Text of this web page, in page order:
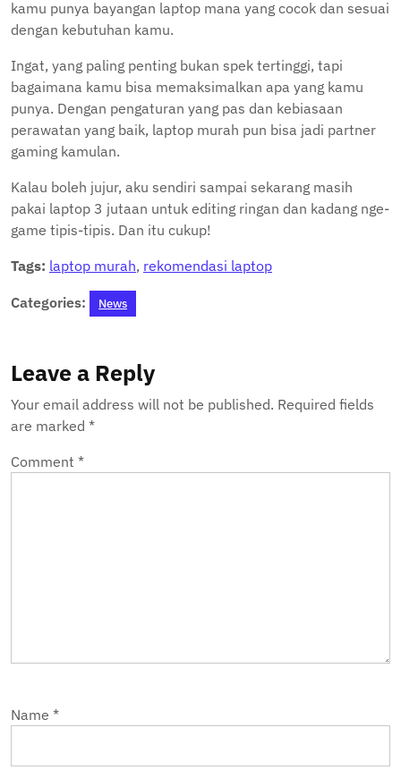
kamu punya bayangan laptop mana yang cocok dan sesuai
dengan kebutuhan kamu.
Ingat, yang paling penting bukan spek tertinggi, tapi
bagaimana kamu bisa memaksimalkan apa yang kamu
punya. Dengan pengaturan yang pas dan kebiasaan
perawatan yang baik, laptop murah pun bisa jadi partner
gaming kamulan.
Kalau boleh jujur, aku sendiri sampai sekarang masih
pakai laptop 3 jutaan untuk editing ringan dan kadang nge-
game tipis-tipis. Dan itu cukup!
Tags: laptop murah, rekomendasi laptop
Categories: News
Leave a Reply
Your email address will not be published. Required fields
are marked *
Comment *
Name *